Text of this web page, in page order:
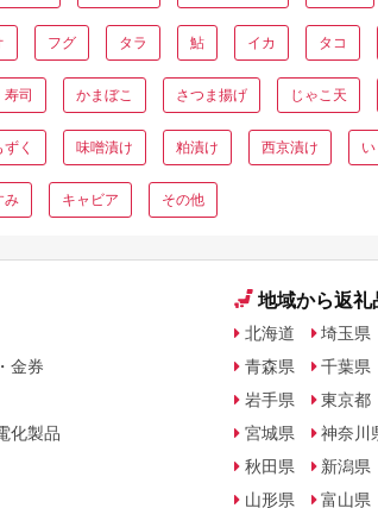
フグ タラ 鮎 イカ タコ
寿司 かまぼこ さつま揚げ じゃこ天
ずく 味噌漬け 粕漬け 西京漬け
み キャビア その他
金券
化製品
地域から返礼
北海道
青森県
岩手県
宮城県
秋田県
山形県
埼玉県
千葉県
東京都
神奈川
新潟県
富山県